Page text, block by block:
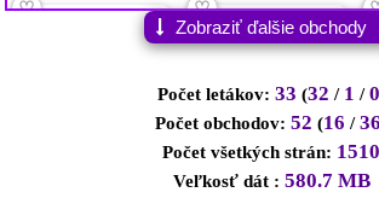
♡ ♡
Zobraziť ďalšie obchody
Počet letákov: 33 (32 / 1 /0
Počet obchodov: 52 (16 /36
Počet všetkých strán: 1510
Veľkosť dát : 580.7 MB